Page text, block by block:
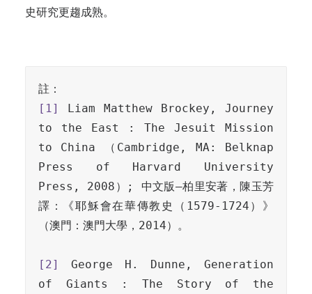
史研究更趨成熟。
[1]
Liam Matthew Brockey, Journey
to the East : The Jesuit Mission
to China （Cambridge, MA: Belknap
Press of Harvard University
Press, 2008）; 中文版–柏里安著，陳玉芳
譯：《耶穌會在華傳教史（1579-1724）》
（澳門：澳門大學，2014）。
[2]
George H. Dunne, Generation
of Giants : The Story of the